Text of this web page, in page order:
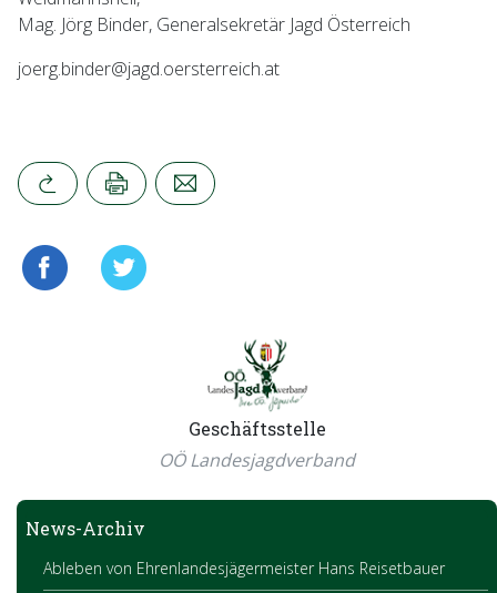
Mag. Jörg Binder, Generalsekretär Jagd Österreich
joerg.binder@jagd.oersterreich.at
Geschäftsstelle
OÖ Landesjagdverband
News-Archiv
Ableben von Ehrenlandesjägermeister Hans Reisetbauer